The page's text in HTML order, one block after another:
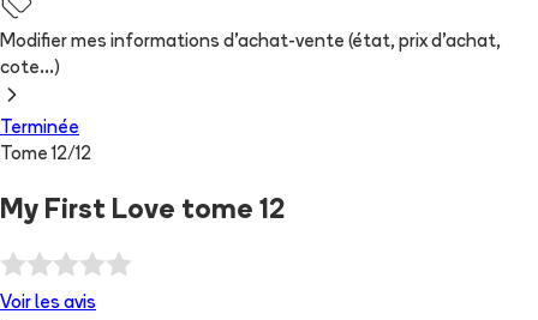
Modifier mes informations d'achat-vente (état, prix d'achat,
cote...)
Terminée
Tome 12/12
My First Love tome 12
Voir les avis